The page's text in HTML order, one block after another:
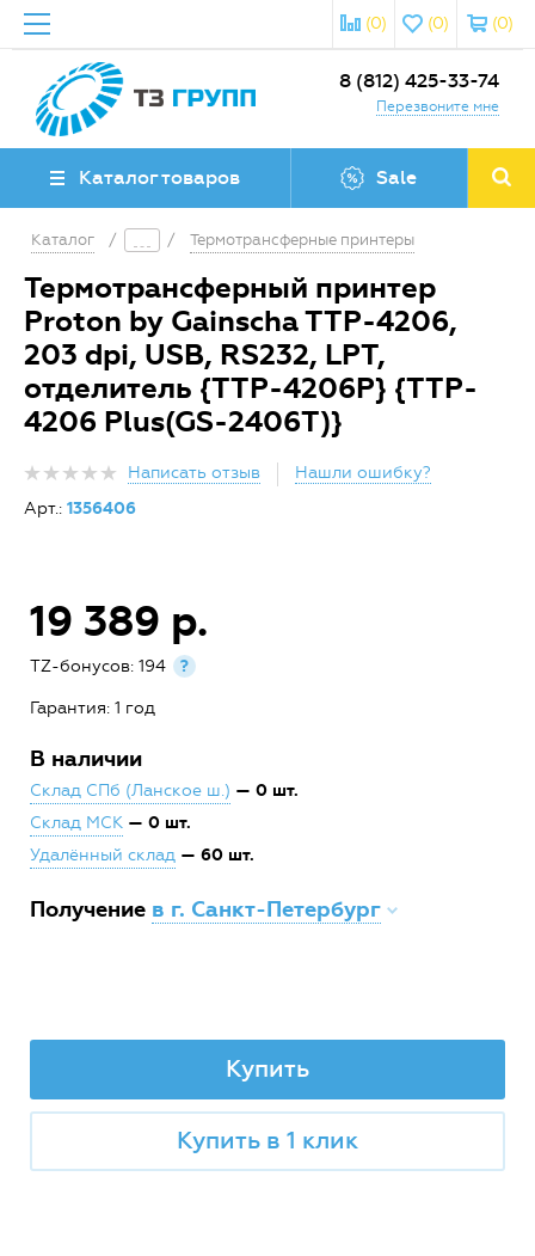
(0)
(0)
(0)
8 (812) 425-33-74
Перезвоните мне
Каталог товаров Sale
Каталог / / Термотрансферные принтеры
Термотрансферный принтер
Proton by Gainscha TTP-4206,
203 dpi, USB, RS232, LPT,
отделитель {TTP-4206P} {TTP-
4206 Plus(GS-2406T)}
Написать отзыв
Нашли ошибку?
Арт.: 1356406
19 389 р.
TZ-бонусов: 194 ?
Гарантия: 1 год
В наличии
Склад СПб (Ланское ш.) — 0 шт.
Склад МСК — 0 шт.
Удалённый склад — 60 шт.
Получение в г. Санкт-Петербург
Купить
Купить в 1 клик